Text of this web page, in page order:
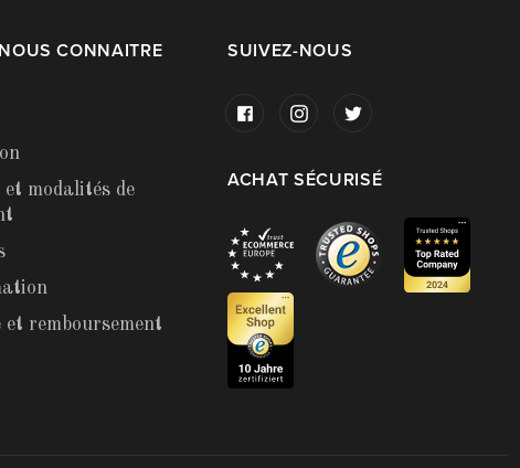
CONNAITRE
et modalités de
et remboursement
SUIVEZ-NOUS
ACHAT SÉCURISÉ